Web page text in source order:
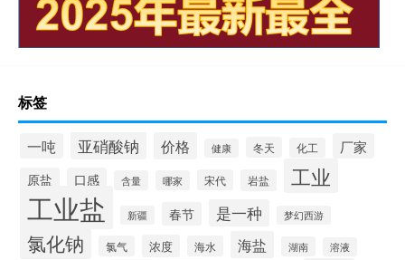
标签
一吨 亚硝酸钠 价格 健康 冬天 化工 厂家
原盐 口感 含量 哪家 宋代 岩盐 工业
工业盐 新疆 春节 是一种 梦幻西游
氯化钠 氯气 浓度 海水 海盐 湖南 溶液